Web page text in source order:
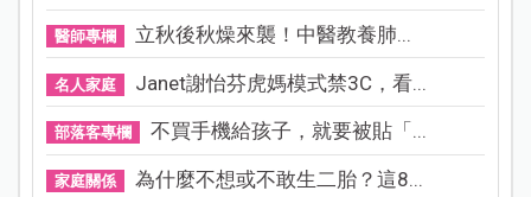
醫師專欄 立秋後秋燥來襲！中醫教養肺...
名人家庭 Janet謝怡芬虎媽模式禁3C，看...
部落客專欄 不買手機給孩子，就要被貼「...
家庭關係 為什麼不想或不敢生二胎？這8...